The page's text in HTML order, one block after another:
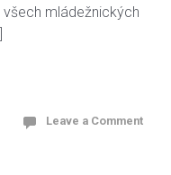
mládežnických
Leave a Comment